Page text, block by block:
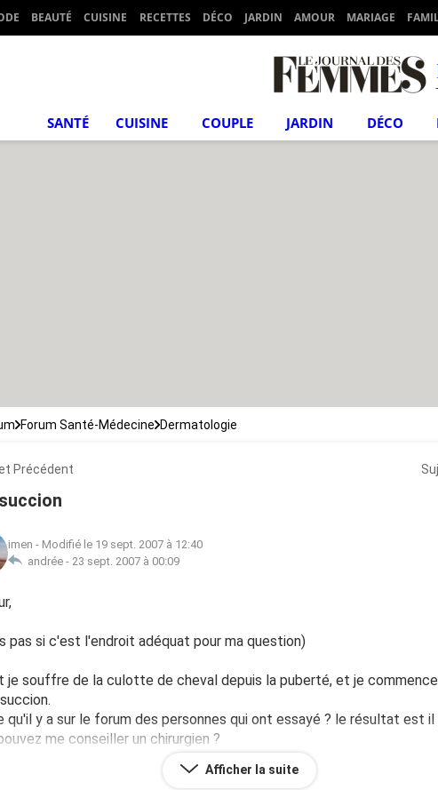
BEAUTÉ CUISINE RECETTES DÉCO JARDIN AMOUR MARIAGE
SANTÉ CUISINE COUPLE JARDIN DÉCO
Forum Santé-Médecine Dermatologie
Précédent
imen - Modifié le 19 sept. 2007 à 12:40
andrée - 23 sept. 2007 à 00:09
pas si c'est l'endroit adéquat pour ma question)
je souffre de la culotte de cheval depuis la puberté, et je
qu'il y a sur le forum des personnes qui ont essayé ? le résultat est
me conseiller un chirurgien ?
Afficher la suite